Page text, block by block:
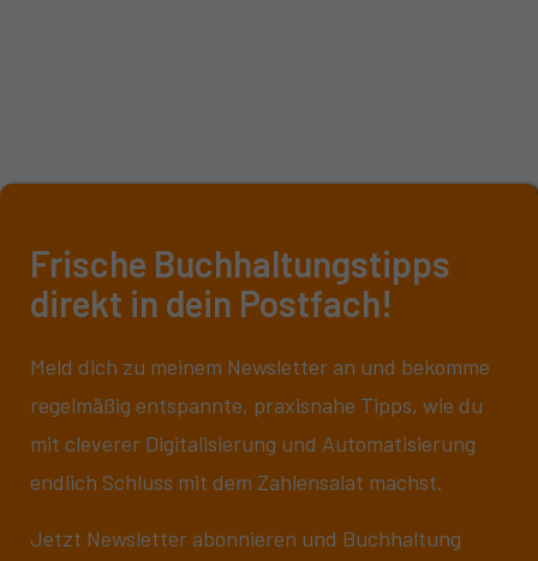
Frische Buchhaltungstipps
direkt in dein Postfach!
Meld dich zu meinem Newsletter an und bekomme
regelmäßig entspannte, praxisnahe Tipps, wie du
mit cleverer Digitalisierung und Automatisierung
endlich Schluss mit dem Zahlensalat machst.
Jetzt Newsletter abonnieren und Buchhaltung